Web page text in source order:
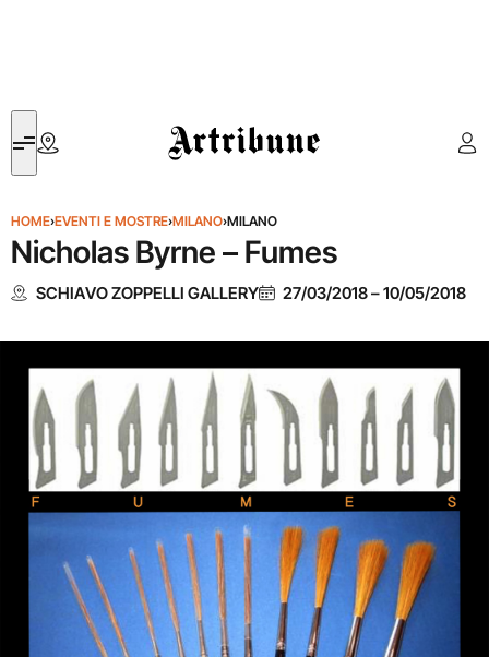
Artribune
HOME›EVENTI E MOSTRE›MILANO›MILANO
Nicholas Byrne – Fumes
SCHIAVO ZOPPELLI GALLERY 27/03/2018–10/05/2018